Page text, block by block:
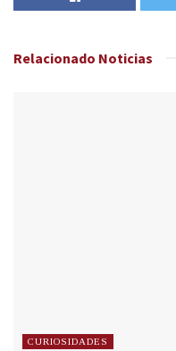
Relacionado Noticias
CURIOSIDADES